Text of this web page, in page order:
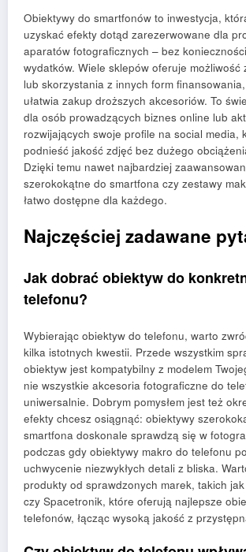
Obiektywy do smartfonów to inwestycja,
uzyskać efekty dotąd zarezerwowane dla
aparatów fotograficznych – bez
wydatków. Wiele sklepów oferuje możliwość
lub skorzystania z innych form
ułatwia zakup droższych akcesoriów. To
dla osób prowadzących biznes online lub
rozwijających swoje profile na social media,
podnieść jakość zdjęć bez dużego
Dzięki temu nawet najbardziej
szerokokątne do smartfona czy zestawy
łatwo dostępne dla każdego.
Najczęściej zadawane
Jak dobrać obiektyw do
telefonu?
Wybierając obiektyw do telefonu, warto
kilka istotnych kwestii. Przede wszystkim
obiektyw jest kompatybilny z modelem
nie wszystkie akcesoria fotograficzne do
uniwersalnie. Dobrym pomysłem jest też
efekty chcesz osiągnąć: obiektywy
smartfona doskonale sprawdzą się w
podczas gdy obiektywy makro do telefonu
uchwycenie niezwykłych detali z bliska.
produkty od sprawdzonych marek, takich
czy Spacetronik, które oferują najlepsze
telefonów, łącząc wysoką jakość z